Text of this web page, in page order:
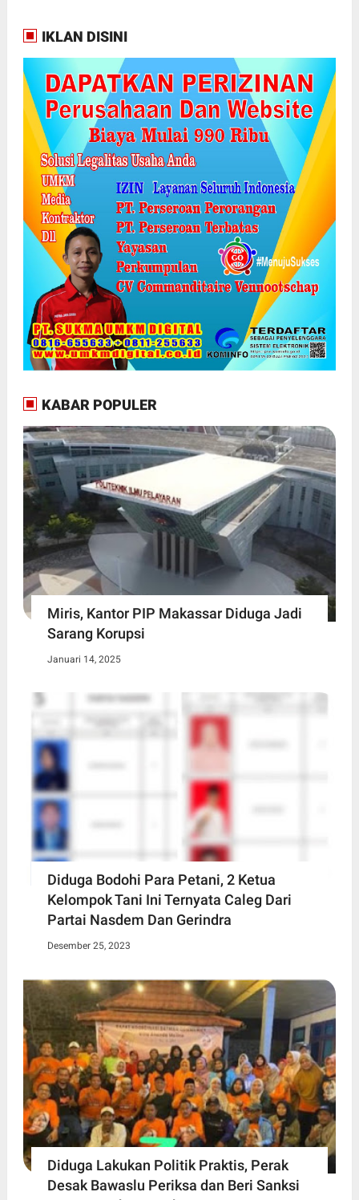
IKLAN DISINI
KABAR POPULER
Miris, Kantor PIP Makassar Diduga Jadi
Sarang Korupsi
Januari 14, 2025
Diduga Bodohi Para Petani, 2 Ketua
Kelompok Tani Ini Ternyata Caleg Dari
Partai Nasdem Dan Gerindra
Desember 25, 2023
Diduga Lakukan Politik Praktis, Perak
Desak Bawaslu Periksa dan Beri Sanksi